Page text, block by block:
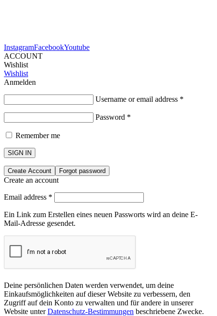
InstagramFacebookYoutube
ACCOUNT
Wishlist
Wishlist
Anmelden
Username or email address *
Password *
Remember me
SIGN IN
Create Account Forgot password
Create an account
Email address *
Ein Link zum Erstellen eines neuen Passworts wird an deine E-
Mail-Adresse gesendet.
Deine persönlichen Daten werden verwendet, um deine
Einkaufsmöglichkeiten auf dieser Website zu verbessern, den
Zugriff auf dein Konto zu verwalten und für andere in unserer
Website unterDatenschutz-Bestimmungen beschriebene Zwecke.